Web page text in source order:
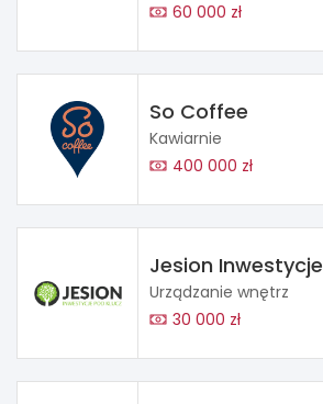
60 000 zł
So Coffee
Kawiarnie
400 000 zł
Jesion Inwestycje
Urządzanie wnętrz
30 000 zł